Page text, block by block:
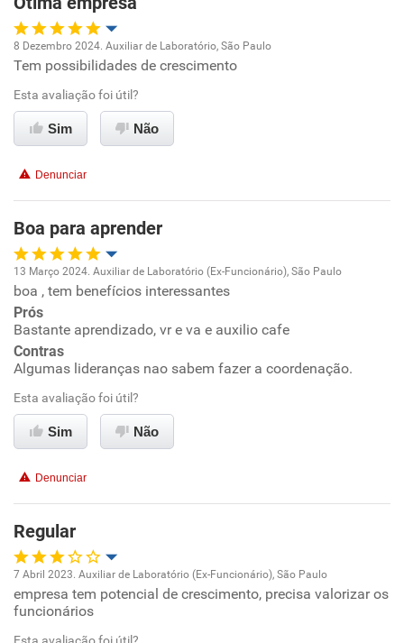
Oportunidade de promoção
Ambiente de trabalho
Benefícios
Recomenda esta empresa
Recomenda a diretoria
8 Dezembro 2024. Auxiliar de Laboratório, São Paulo
Tem possibilidades de crescimento
Esta avaliação foi útil?
Sim Não
Denunciar
Boa para aprender
Oportunidade de promoção
Ambiente de trabalho
Benefícios
Recomenda esta empresa
13 Março 2024. Auxiliar de Laboratório (Ex-Funcionário), São Paulo
boa , tem benefícios interessantes
Prós
Bastante aprendizado, vr e va e auxilio cafe
Contras
Algumas lideranças nao sabem fazer a coordenação.
Esta avaliação foi útil?
Sim Não
Denunciar
Regular
Oportunidade de promoção
Ambiente de trabalho
7 Abril 2023. Auxiliar de Laboratório (Ex-Funcionário), São Paulo
empresa tem potencial de crescimento, precisa valorizar os
funcionários